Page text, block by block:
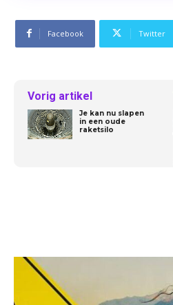
Facebook Twitter
Vorig artikel
Je kan nu slapen
in een oude
raketsilo